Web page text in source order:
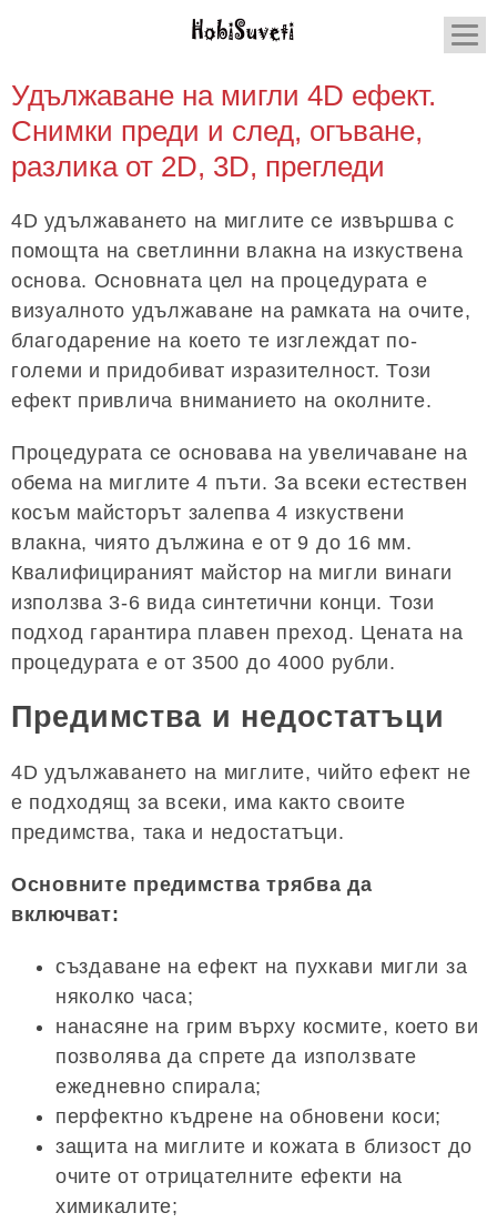
Удължаване на мигли 4D ефект.
Снимки преди и след, огъване,
разлика от 2D, 3D, прегледи
4D удължаването на миглите се извършва с
помощта на светлинни влакна на изкуствена
основа. Основната цел на процедурата е
визуалното удължаване на рамката на очите,
благодарение на което те изглеждат по-
големи и придобиват изразителност. Този
ефект привлича вниманието на околните.
Процедурата се основава на увеличаване на
обема на миглите 4 пъти. За всеки естествен
косъм майсторът залепва 4 изкуствени
влакна, чиято дължина е от 9 до 16 мм.
Квалифицираният майстор на мигли винаги
използва 3-6 вида синтетични конци. Този
подход гарантира плавен преход. Цената на
процедурата е от 3500 до 4000 рубли.
Предимства и недостатъци
4D удължаването на миглите, чийто ефект не
е подходящ за всеки, има както своите
предимства, така и недостатъци.
Основните предимства трябва да
включват:
създаване на ефект на пухкави мигли за
няколко часа;
нанасяне на грим върху космите, което ви
позволява да спрете да използвате
ежедневно спирала;
перфектно къдрене на обновени коси;
защита на миглите и кожата в близост до
очите от отрицателните ефекти на
химикалите;